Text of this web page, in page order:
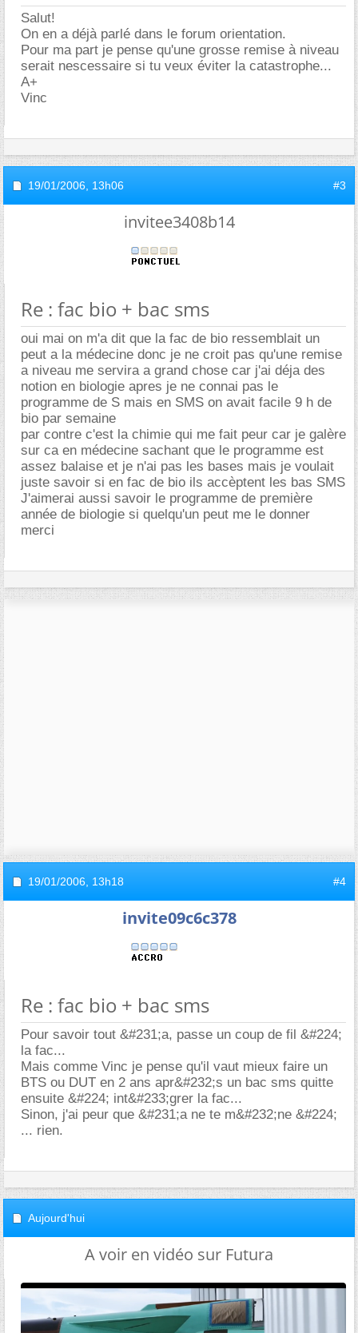
Salut!
On en a déjà parlé dans le forum orientation.
Pour ma part je pense qu'une grosse remise à niveau
serait nescessaire si tu veux éviter la catastrophe...
A+
Vinc
19/01/2006, 13h06 #3
invitee3408b14
Re : fac bio + bac sms
oui mai on m'a dit que la fac de bio ressemblait un
peut a la médecine donc je ne croit pas qu'une remise
a niveau me servira a grand chose car j'ai déja des
notion en biologie apres je ne connai pas le
programme de S mais en SMS on avait facile 9 h de
bio par semaine
par contre c'est la chimie qui me fait peur car je galère
sur ca en médecine sachant que le programme est
assez balaise et je n'ai pas les bases mais je voulait
juste savoir si en fac de bio ils accèptent les bas SMS
J'aimerai aussi savoir le programme de première
année de biologie si quelqu'un peut me le donner
merci
19/01/2006, 13h18 #4
invite09c6c378
Re : fac bio + bac sms
Pour savoir tout &#231;a, passe un coup de fil &#224;
la fac...
Mais comme Vinc je pense qu'il vaut mieux faire un
BTS ou DUT en 2 ans apr&#232;s un bac sms quitte
ensuite &#224; int&#233;grer la fac...
Sinon, j'ai peur que &#231;a ne te m&#232;ne &#224;
... rien.
Aujourd'hui
A voir en vidéo sur Futura